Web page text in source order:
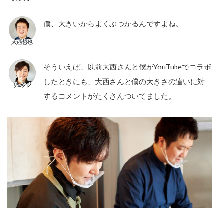
僕、大きいからよくぶつかるんですよね。
そういえば、以前大西さんと僕がYouTubeでコラボ
したときにも、大西さんと僕の大きさの違いに対
するコメントがたくさんついてました。